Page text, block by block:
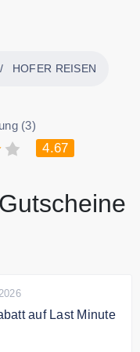
HOFER REISEN
(3)
4.67
auf Last Minute